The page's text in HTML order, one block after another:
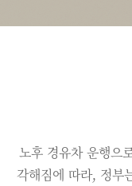
노후 경유차 운행으
각해짐에 따라, 정부